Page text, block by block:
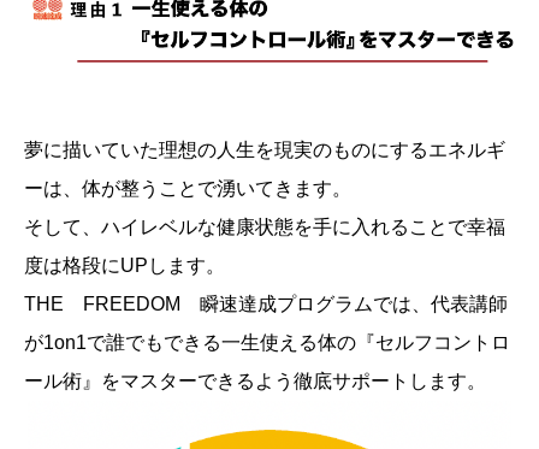
夢に描いていた理想の人生を現実のものにするエネルギ
ーは、体が整うことで湧いてきます。
そして、ハイレベルな健康状態を手に入れることで幸福
度は格段にUPします。
THE FREEDOM 瞬速達成プログラムでは、代表講師
が1on1で誰でもできる一生使える体の『セルフコントロ
ール術』をマスターできるよう徹底サポートします。